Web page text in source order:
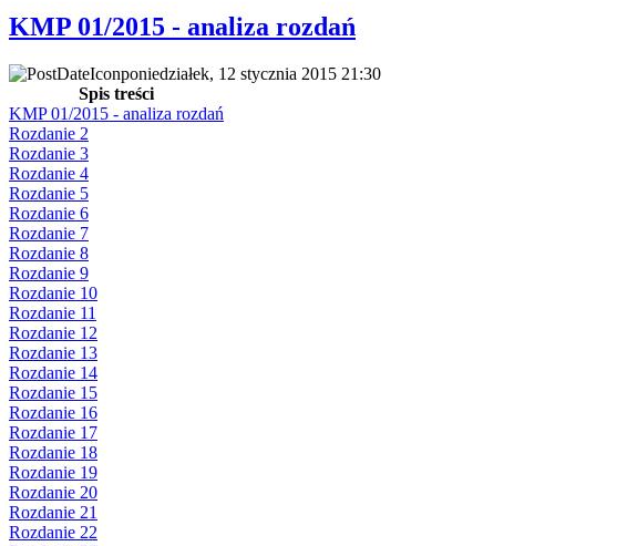
KMP 01/2015 - analiza rozdań
poniedziałek, 12 stycznia 2015 21:30
Spis treści
KMP 01/2015 - analiza rozdań
Rozdanie 2
Rozdanie 3
Rozdanie 4
Rozdanie 5
Rozdanie 6
Rozdanie 7
Rozdanie 8
Rozdanie 9
Rozdanie 10
Rozdanie 11
Rozdanie 12
Rozdanie 13
Rozdanie 14
Rozdanie 15
Rozdanie 16
Rozdanie 17
Rozdanie 18
Rozdanie 19
Rozdanie 20
Rozdanie 21
Rozdanie 22